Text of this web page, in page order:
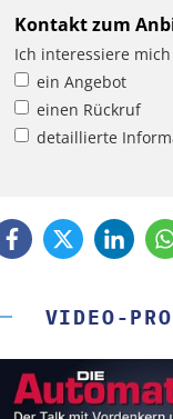
Kontakt zum
Ich interessiere
ein Angebot
einen Rückruf
detaillierte
VIDEO-